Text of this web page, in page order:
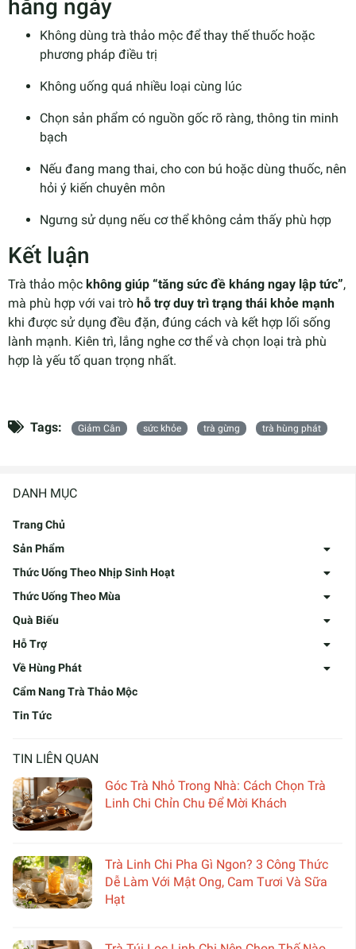
DANH MỤC
Trang Chủ
Sản Phẩm
Thức Uống Theo Nhịp Sinh Hoạt
Thức Uống Theo Mùa
Quà Biếu
Hỗ Trợ
Về Hùng Phát
Cẩm Nang Trà Thảo Mộc
Tin Tức
TIN LIÊN QUAN
Góc Trà Nhỏ Trong Nhà: Cách Chọn Trà
Linh Chi Chỉn Chu Để Mời Khách
Trà Linh Chi Pha Gì Ngon? 3 Công Thức
Dễ Làm Với Mật Ong, Cam Tươi Và Sữa
Hạt
hằng ngày
Không dùng trà thảo mộc để thay thế thuốc hoặc
phương pháp điều trị
Không uống quá nhiều loại cùng lúc
Chọn sản phẩm có nguồn gốc rõ ràng, thông tin minh
bạch
Nếu đang mang thai, cho con bú hoặc dùng thuốc, nên
hỏi ý kiến chuyên môn
Ngưng sử dụng nếu cơ thể không cảm thấy phù hợp
Kết luận
Trà thảo mộc không giúp “tăng sức đề kháng ngay lập tức”,
mà phù hợp với vai trò hỗ trợ duy trì trạng thái khỏe mạnh
khi được sử dụng đều đặn, đúng cách và kết hợp lối sống
lành mạnh. Kiên trì, lắng nghe cơ thể và chọn loại trà phù
hợp là yếu tố quan trọng nhất.
Tags: Giảm Cân sức khỏe trà gừng trà hùng phát